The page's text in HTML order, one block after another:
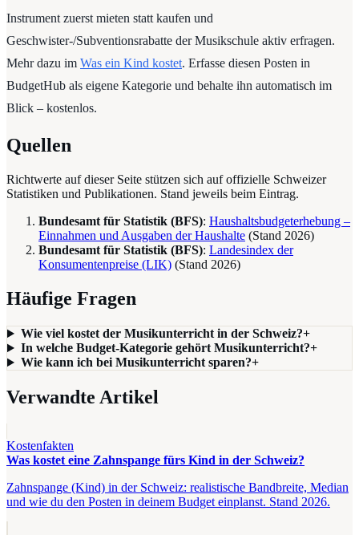
Instrument zuerst mieten statt kaufen und
Geschwister-/Subventionsrabatte der Musikschule aktiv erfragen.
Mehr dazu im Was ein Kind kostet. Erfasse diesen Posten in
BudgetHub als eigene Kategorie und behalte ihn automatisch im
Blick – kostenlos.
Quellen
Richtwerte auf dieser Seite stützen sich auf offizielle Schweizer
Statistiken und Publikationen. Stand jeweils beim Eintrag.
Bundesamt für Statistik (BFS): Haushaltsbudgeterhebung –
Einnahmen und Ausgaben der Haushalte (Stand 2026)
Bundesamt für Statistik (BFS): Landesindex der
Konsumentenpreise (LIK) (Stand 2026)
Häufige Fragen
Wie viel kostet der Musikunterricht in der Schweiz?+
In welche Budget-Kategorie gehört Musikunterricht?+
Wie kann ich bei Musikunterricht sparen?+
Verwandte Artikel
Kostenfakten
Was kostet eine Zahnspange fürs Kind in der Schweiz?
Zahnspange (Kind) in der Schweiz: realistische Bandbreite, Median
und wie du den Posten in deinem Budget einplanst. Stand 2026.